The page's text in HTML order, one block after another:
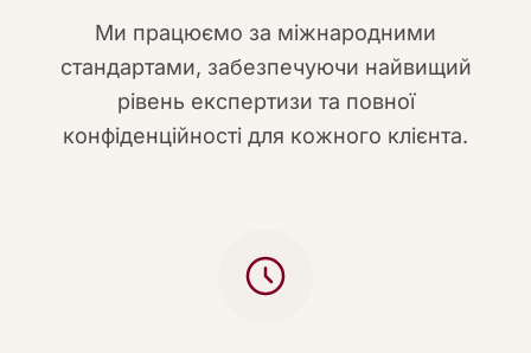
Ми працюємо за міжнародними
стандартами, забезпечуючи найвищий
рівень експертизи та повної
конфіденційності для кожного клієнта.